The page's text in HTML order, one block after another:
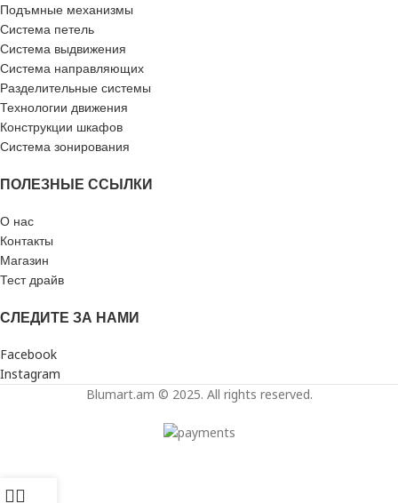
Подъмные механизмы
Система петель
Система выдвижения
Система направляющих
Разделительные системы
Технологии движения
Конструкции шкафов
Система зонирования
ПОЛЕЗНЫЕ ССЫЛКИ
О нас
Контакты
Магазин
Тест драйв
СЛЕДИТЕ ЗА НАМИ
Facebook
Instagram
Blumart.am © 2025. All rights reserved.